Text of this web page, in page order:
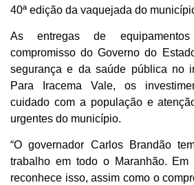
40ª edição da vaquejada do
As entregas de
compromisso do Governo do
segurança e da saúde pública no
Para Iracema Vale, os
cuidado com a população e
urgentes do município.
“O governador Carlos Brandão
trabalho em todo o Maranhão. Em
reconhece isso, assim como o